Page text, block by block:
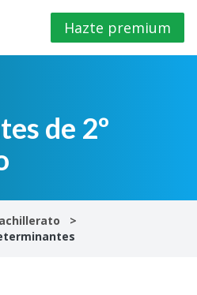
Hazte premium
de 2º